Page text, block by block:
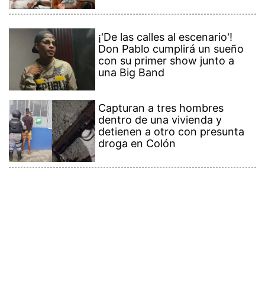
¡'De las calles al escenario'!
Don Pablo cumplirá un sueño
con su primer show junto a
una Big Band
Capturan a tres hombres
dentro de una vivienda y
detienen a otro con presunta
droga en Colón